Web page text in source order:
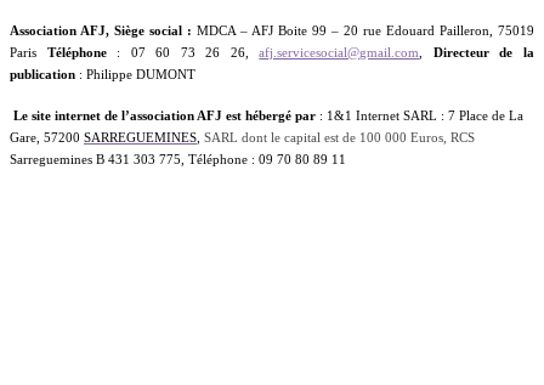
Association AFJ, Siège social : MDCA – AFJ Boite 99 – 20 rue Edouard Pailleron, 75019
Paris Téléphone: 07 60 73 26 26,afj.servicesocial@gmail.com
Directeur de la
publication : Philippe DUMONT
Le site internet de l’association AFJ est hébergé par : 1&1 Internet SARL : 7 Place de La
Gare, 57200 SARREGUEMINES SARL dont le capital est de 100 000 Euros, RCS
Sarreguemines B 431 303 775, Téléphone : 09 70 80 89 11